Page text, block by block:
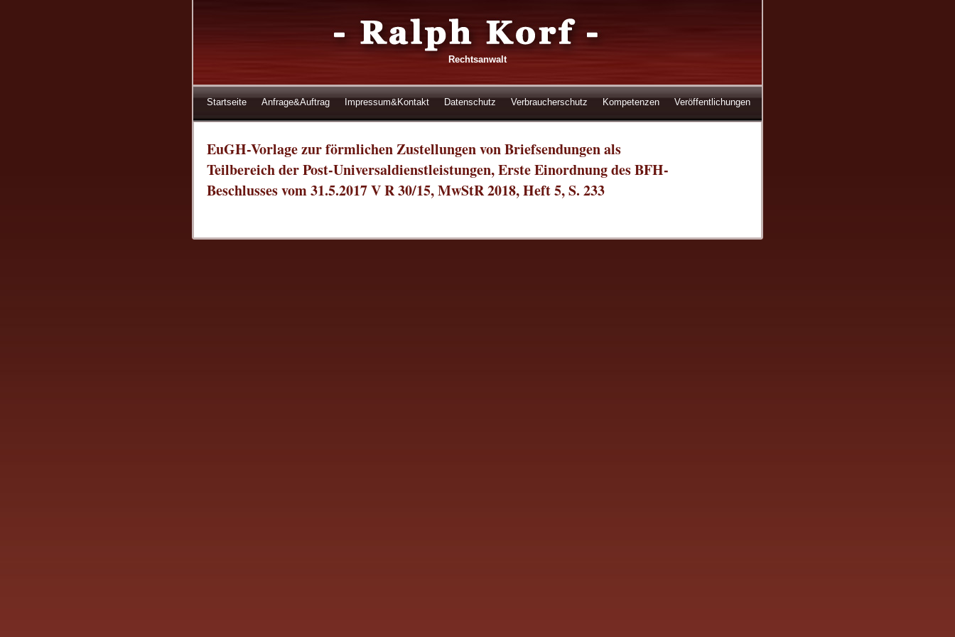
Rechtsanwalt
Startseite Anfrage&Auftrag Impressum&Kontakt Datenschutz Verbraucherschutz Kompetenzen Veröffentlichungen
EuGH-Vorlage zur förmlichen Zustellungen von Briefsendungen als
Teilbereich der Post-Universaldienstleistungen, Erste Einordnung des BFH-
Beschlusses vom 31.5.2017 V R 30/15, MwStR 2018, Heft 5, S. 233